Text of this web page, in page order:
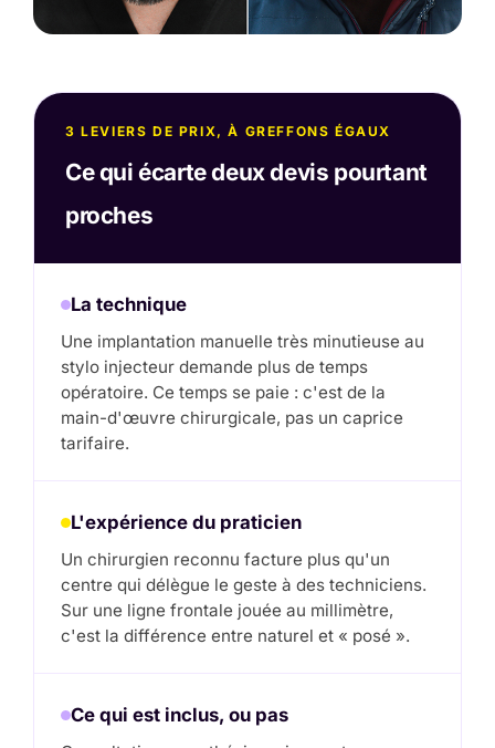
3 LEVIERS DE PRIX, À GREFFONS ÉGAUX
Ce qui écarte deux devis pourtant
proches
La technique
Une implantation manuelle très minutieuse au
stylo injecteur demande plus de temps
opératoire. Ce temps se paie : c'est de la
main-d'œuvre chirurgicale, pas un caprice
tarifaire.
L'expérience du praticien
Un chirurgien reconnu facture plus qu'un
centre qui délègue le geste à des techniciens.
Sur une ligne frontale jouée au millimètre,
c'est la différence entre naturel et « posé ».
Ce qui est inclus, ou pas